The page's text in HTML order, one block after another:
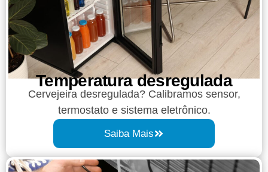
Temperatura desregulada
Cervejeira desregulada? Calibramos sensor,
termostato e sistema eletrônico.
Saiba Mais